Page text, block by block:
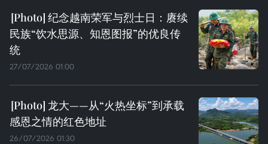
纪念越南荣军与烈士日：赓续
民族“饮水思源、知恩图报”的优良传
统
27/07/2026 01:00
龙大——从“火热坐标”到承载
感恩之情的红色地址
26/07/2026 01:30